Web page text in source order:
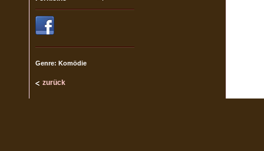
Genre: Komödie
zurück